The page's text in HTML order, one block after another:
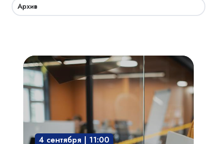
Архив
Академия
СКУД:
мобильный
доступ,
бесконтактная
среда,
4 сентября | 11:00